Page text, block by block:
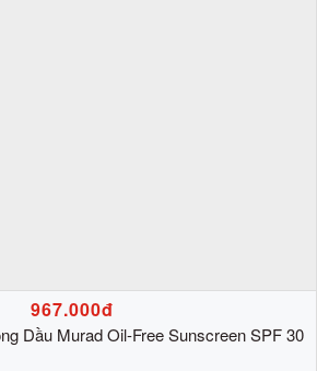
967.000đ
Dầu Murad Oil-Free Sunscreen SPF 30